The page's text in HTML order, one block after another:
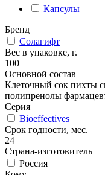
Капсулы
Бренд
Солагифт
Вес в упаковке, г.
100
Основной состав
Клеточный сок пихты
полипренолы
Серия
Bioeffectives
Срок годности, мес.
24
Страна-изготовитель
Россия